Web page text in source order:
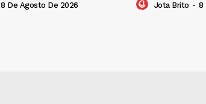
8 De Agosto De 2026 Jota Brito - 8